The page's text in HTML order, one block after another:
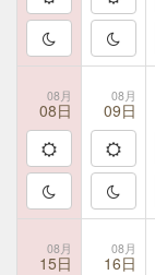
08月
08日
08月
09日
08月
15日
08月
16日